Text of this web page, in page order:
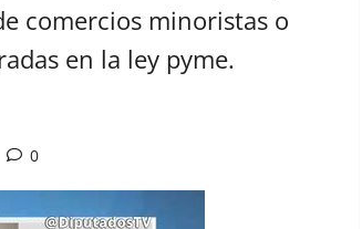
comercios minoristas o
en la ley pyme.
0